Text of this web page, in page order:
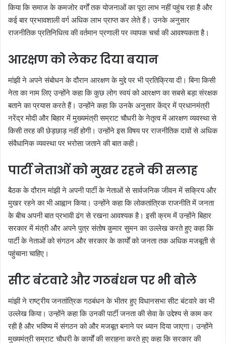
किया कि समाज के कमजोर वर्गों तक योजनाओं का पूरा लाभ नहीं पहुंच रहा है और
कई बार प्रभावशाली वर्ग अधिक लाभ प्राप्त कर लेते हैं। उनके अनुसार
राजनीतिक प्रतिनिधित्व की वर्तमान प्रणाली पर व्यापक चर्चा की आवश्यकता है।
आरक्षण को लेकर दिया बयान
मांझी ने अपने संबोधन के दौरान आरक्षण के मुद्दे पर भी प्रतिक्रिया दी। बिना किसी
नेता का नाम लिए उन्होंने कहा कि कुछ लोग स्वयं को आरक्षण का सबसे बड़ा संरक्षक
बताने का प्रयास करते हैं। उन्होंने कहा कि उनके अनुसार केंद्र में प्रधानमंत्री
नरेंद्र मोदी और बिहार में मुख्यमंत्री सम्राट चौधरी के नेतृत्व में आरक्षण व्यवस्था से
किसी तरह की छेड़छाड़ नहीं होगी। उन्होंने इस विषय पर राजनीतिक दावों से अधिक
संवैधानिक व्यवस्था पर भरोसा जताने की बात कही।
पार्टी नेताओं को मुखर रहने की सलाह
बैठक के दौरान मांझी ने अपनी पार्टी के नेताओं से सार्वजनिक जीवन में सक्रिय और
मुखर रहने का भी आह्वान किया। उन्होंने कहा कि लोकतांत्रिक राजनीति में जनता
के बीच अपनी बात प्रभावी ढंग से रखना आवश्यक है। इसी क्रम में उन्होंने बिहार
सरकार में मंत्री और अपने पुत्र संतोष कुमार सुमन का उल्लेख करते हुए कहा कि
पार्टी के नेताओं को संगठन और सरकार के कार्यों को जनता तक अधिक मजबूती से
पहुंचाना चाहिए।
सीट बंटवारे और गठबंधन पर भी बोले
मांझी ने राष्ट्रीय जनतांत्रिक गठबंधन के भीतर हुए विधानसभा सीट बंटवारे का भी
उल्लेख किया। उन्होंने कहा कि उनकी पार्टी जनता की सेवा के उद्देश्य से काम कर
रही है और भविष्य में संगठन को और मजबूत बनाने पर ध्यान दिया जाएगा। उन्होंने
मुख्यमंत्री सम्राट चौधरी के कार्यों की सराहना करते हुए कहा कि सरकार की